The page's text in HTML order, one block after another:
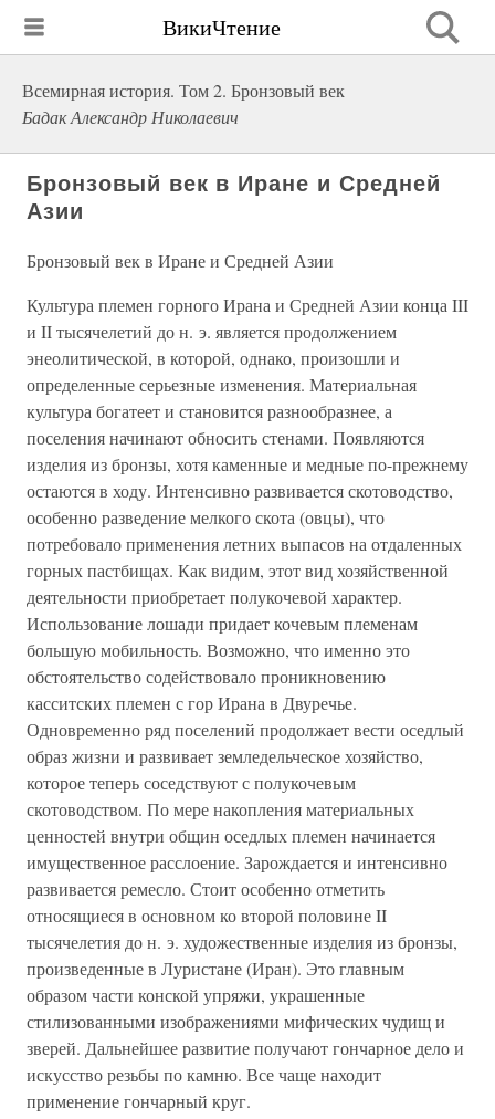
ВикиЧтение
Всемирная история. Том 2. Бронзовый век
Бадак Александр Николаевич
Бронзовый век в Иране и Средней
Азии
Бронзовый век в Иране и Средней Азии
Культура племен горного Ирана и Средней Азии конца III
и II тысячелетий до н. э. является продолжением
энеолитической, в которой, однако, произошли и
определенные серьезные изменения. Материальная
культура богатеет и становится разнообразнее, а
поселения начинают обносить стенами. Появляются
изделия из бронзы, хотя каменные и медные по-прежнему
остаются в ходу. Интенсивно развивается скотоводство,
особенно разведение мелкого скота (овцы), что
потребовало применения летних выпасов на отдаленных
горных пастбищах. Как видим, этот вид хозяйственной
деятельности приобретает полукочевой характер.
Использование лошади придает кочевым племенам
большую мобильность. Возможно, что именно это
обстоятельство содействовало проникновению
касситских племен с гор Ирана в Двуречье.
Одновременно ряд поселений продолжает вести оседлый
образ жизни и развивает земледельческое хозяйство,
которое теперь соседствуют с полукочевым
скотоводством. По мере накопления материальных
ценностей внутри общин оседлых племен начинается
имущественное расслоение. Зарождается и интенсивно
развивается ремесло. Стоит особенно отметить
относящиеся в основном ко второй половине II
тысячелетия до н. э. художественные изделия из бронзы,
произведенные в Луристане (Иран). Это главным
образом части конской упряжи, украшенные
стилизованными изображениями мифических чудищ и
зверей. Дальнейшее развитие получают гончарное дело и
искусство резьбы по камню. Все чаще находит
применение гончарный круг.